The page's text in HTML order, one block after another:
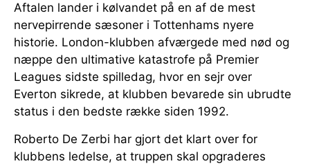
Aftalen lander i kølvandet på en af de mest
nervepirrende sæsoner i Tottenhams nyere
historie. London-klubben afværgede med nød og
næppe den ultimative katastrofe på Premier
Leagues sidste spilledag, hvor en sejr over
Everton sikrede, at klubben bevarede sin ubrudte
status i den bedste række siden 1992.
Roberto De Zerbi har gjort det klart over for
klubbens ledelse, at truppen skal opgraderes